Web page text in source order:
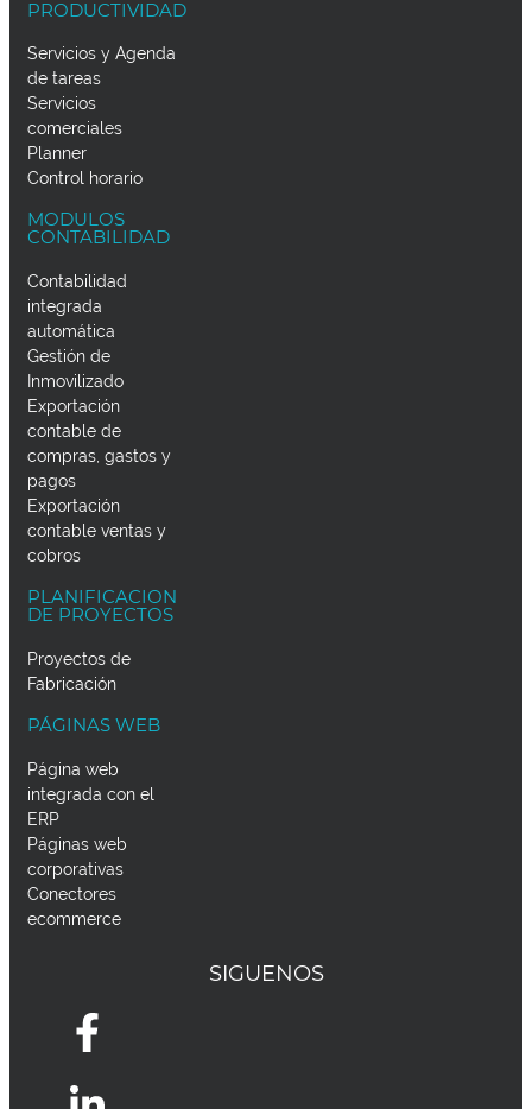
PRODUCTIVIDAD
Servicios y Agenda
de tareas
Servicios
comerciales
Planner
Control horario
MODULOS
CONTABILIDAD
Contabilidad
integrada
automática
Gestión de
Inmovilizado
Exportación
contable de
compras, gastos y
pagos
Exportación
contable ventas y
cobros
PLANIFICACION
DE PROYECTOS
Proyectos de
Fabricación
PÁGINAS WEB
Página web
integrada con el
ERP
Páginas web
corporativas
Conectores
ecommerce
SIGUENOS